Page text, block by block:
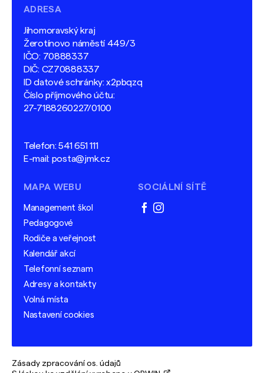
ADRESA
Jihomoravský kraj
Žerotínovo náměstí 449/3
IČO: 70888337
DIČ: CZ70888337
ID datové schránky: x2pbqzq
Číslo příjmového účtu:
27-7188260227/0100
Telefon:541 651 111
E-mail: posta@jmk.cz
MAPA WEBU
Management škol
Pedagogové
Rodiče a veřejnost
Kalendář akcí
Telefonní seznam
Adresy a kontakty
Volná místa
Nastavení cookies
SOCIÁLNÍ SÍTĚ
facebook
instagram
Zásady zpracování os. údajů